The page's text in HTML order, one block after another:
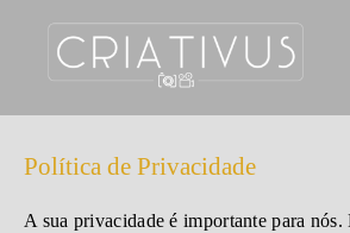
Política de Privacidade
A sua privacidade é importante para